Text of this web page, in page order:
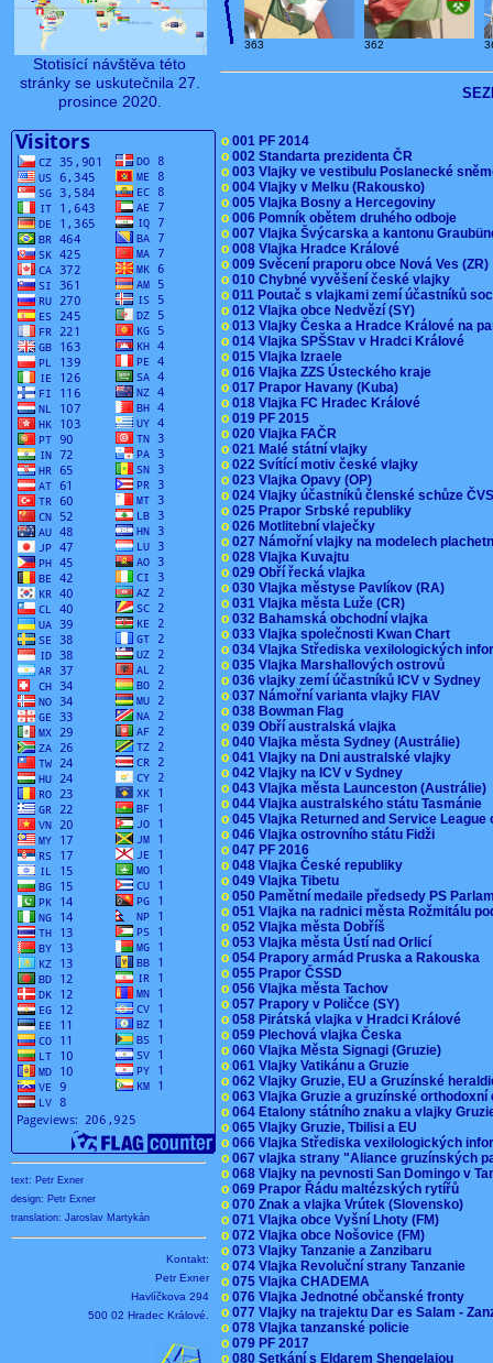
Stotisící návštěva této
stránky se uskutečnila 27.
prosince 2020.
text: Petr Exner
design: Petr Exner
translation: Jaroslav Martykán
Kontakt:
Petr Exner
Havlíčkova 294
500 02 Hradec Králové.
363 362
o 001 PF 2014
o 002 Standarta prezidenta ČR
o 003 Vlajky ve vestibulu Poslanecké
o 004 Vlajky v Melku (Rakousko)
o 005 Vlajka Bosny a Hercegoviny
o 006 Pomník obětem druhého odboje
o 007 Vlajka Švýcarska a kantonu
o 008 Vlajka Hradce Králové
o 009 Svěcení praporu obce Nová Ves
o 010 Chybné vyvěšení české vlajky
o 011 Poutač s vlajkami zemí účastníků
o 012 Vlajka obce Nedvězí (SY)
o 013 Vlajky Česka a Hradce Králové na
o 014 Vlajka SPŠStav v Hradci Králové
o 015 Vlajka Izraele
o 016 Vlajka ZZS Ústeckého kraje
o 017 Prapor Havany (Kuba)
o 018 Vlajka FC Hradec Králové
o 019 PF 2015
o 020 Vlajka FAČR
o 021 Malé státní vlajky
o 022 Svítící motiv české vlajky
o 023 Vlajka Opavy (OP)
o 024 Vlajky účastníků členské schůze
o 025 Prapor Srbské republiky
o 026 Motlitební vlaječky
o 027 Námořní vlajky na modelech
o 028 Vlajka Kuvajtu
o 029 Obří řecká vlajka
o 030 Vlajka městyse Pavlíkov (RA)
o 031 Vlajka města Luže (CR)
o 032 Bahamská obchodní vlajka
o 033 Vlajka společnosti Kwan Chart
o 034 Vlajka Střediska vexilologických
o 035 Vlajka Marshallových ostrovů
o 036 vlajky zemí účastníků ICV v Sydney
o 037 Námořní varianta vlajky FIAV
o 038 Bowman Flag
o 039 Obří australská vlajka
o 040 Vlajka města Sydney (Austrálie)
o 041 Vlajky na Dni australské vlajky
o 042 Vlajky na ICV v Sydney
o 043 Vlajka města Launceston (Austrálie)
o 044 Vlajka australského státu Tasmánie
o 045 Vlajka Returned and Service
o 046 Vlajka ostrovního státu Fidži
o 047 PF 2016
o 048 Vlajka České republiky
o 049 Vlajka Tibetu
o 050 Pamětní medaile předsedy PS
o 051 Vlajka na radnici města Rožmitálu
o 052 Vlajka města Dobříš
o 053 Vlajka města Ústí nad Orlicí
o 054 Prapory armád Pruska a Rakouska
o 055 Prapor ČSSD
o 056 Vlajka města Tachov
o 057 Prapory v Poličce (SY)
o 058 Pirátská vlajka v Hradci Králové
o 059 Plechová vlajka Česka
o 060 Vlajka Města Signagi (Gruzie)
o 061 Vlajky Vatikánu a Gruzie
o 062 Vlajky Gruzie, EU a Gruzínské
o 063 Vlajka Gruzie a gruzínské
o 064 Etalony státního znaku a vlajky
o 065 Vlajky Gruzie, Tbilisi a EU
o 066 Vlajka Střediska vexilologických
o 067 vlajka strany "Aliance gruzínských
o 068 Vlajky na pevnosti San Domingo v
o 069 Prapor Řádu maltézských rytířů
o 070 Znak a vlajka Vrútek (Slovensko)
o 071 Vlajka obce Vyšní Lhoty (FM)
o 072 Vlajka obce Nošovice (FM)
o 073 Vlajky Tanzanie a Zanzibaru
o 074 Vlajka Revoluční strany Tanzanie
o 075 Vlajka CHADEMA
o 076 Vlajka Jednotné občanské fronty
o 077 Vlajky na trajektu Dar es Salam -
o 078 Vlajka tanzanské policie
o 079 PF 2017
o 080 Setkání s Eldarem Shengelaiou